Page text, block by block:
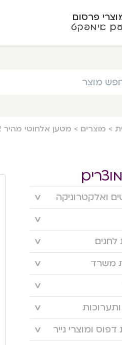
פרסום
אימפקט
> מוצרים > מטען אלחוטי מהיר 2 ב-1 לנייד 15W ושעון חכם 2W משולב עם שעון דיגיטלי
ואלקטרוניקה
משרד
ומוצרי נייר